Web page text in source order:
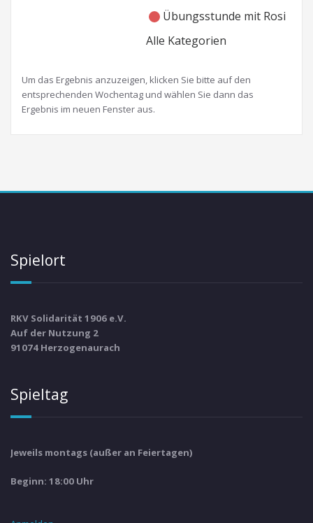
Übungsstunde mit Rosi
Alle Kategorien
Um das Ergebnis anzuzeigen, klicken Sie bitte auf den
entsprechenden Wochentag und wählen Sie dann das
Ergebnis im neuen Fenster aus.
Spielort
RKV Solidarität 1906 e.V.
Auf der Nutzung 2
91074 Herzogenaurach
Spieltag
Jeweils montags (außer an Feiertagen)
Beginn: 18:00 Uhr